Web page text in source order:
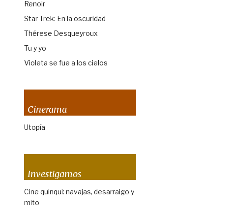
Renoir
Star Trek: En la oscuridad
Thérese Desqueyroux
Tu y yo
Violeta se fue a los cielos
Cinerama
Utopía
Investigamos
Cine quinqui: navajas, desarraigo y
mito